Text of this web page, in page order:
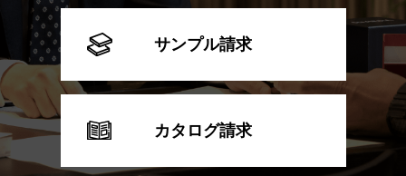
サンプル請求
カタログ請求